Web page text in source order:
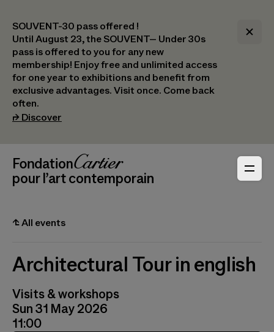
SOUVENT-30 pass offered !
Until August 23, the SOUVENT– Under 30s
pass is offered to you for any new
membership! Enjoy free and unlimited access
for one year to exhibitions and benefit from
exclusive advantages. Visit once. Come back
often.
⮣ Discover
Header Navigation
_logoFondation Cartier
pour l’art contemporain
⮤All events
Architectural Tour in english
Visits & workshops
Sun 31 May 2026
11:00